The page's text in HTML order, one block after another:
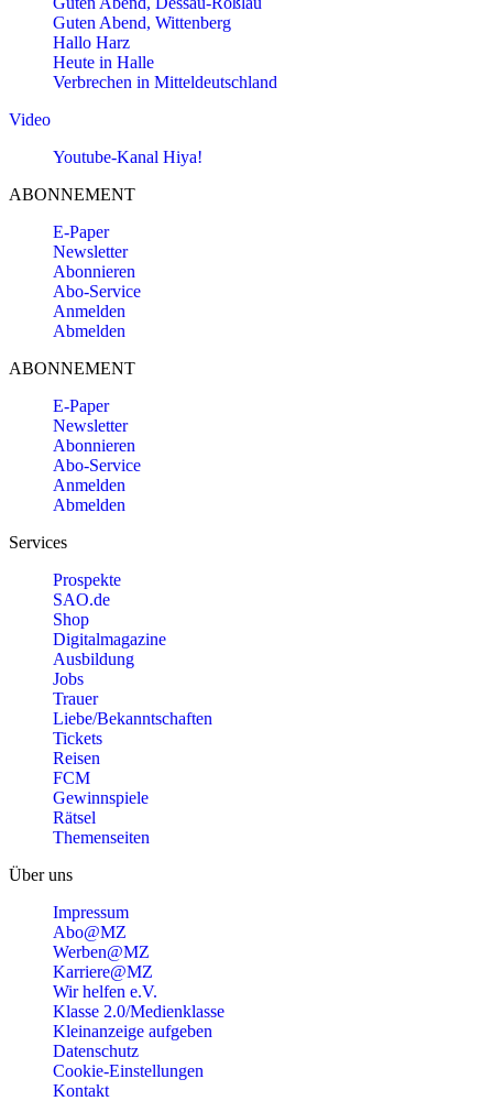
Guten Abend, Wittenberg
Hallo Harz
Heute in Halle
Verbrechen in Mitteldeutschland
Video
Youtube-Kanal Hiya!
ABONNEMENT
E-Paper
Newsletter
Abonnieren
Abo-Service
Anmelden
Abmelden
ABONNEMENT
E-Paper
Newsletter
Abonnieren
Abo-Service
Anmelden
Abmelden
Services
Prospekte
SAO.de
Shop
Digitalmagazine
Ausbildung
Jobs
Trauer
Liebe/Bekanntschaften
Tickets
Reisen
FCM
Gewinnspiele
Rätsel
Themenseiten
Über uns
Impressum
Abo@MZ
Werben@MZ
Karriere@MZ
Wir helfen e.V.
Klasse 2.0/Medienklasse
Kleinanzeige aufgeben
Datenschutz
Cookie-Einstellungen
Kontakt